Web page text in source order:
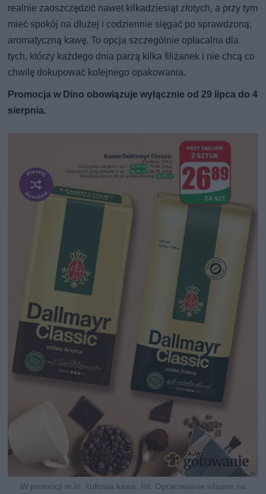
realnie zaoszczędzić nawet kilkadziesiąt złotych, a przy tym
mieć spokój na dłużej i codziennie sięgać po sprawdzoną,
aromatyczną kawę. To opcja szczególnie opłacalna dla
tych, którzy każdego dnia parzą kilka filiżanek i nie chcą co
chwilę dokupować kolejnego opakowania.
Promocja w Dino obowiązuje wyłącznie od 29 lipca do 4
sierpnia.
W promocji m.in. kultowa kawa, fot. Opracowanie własne na